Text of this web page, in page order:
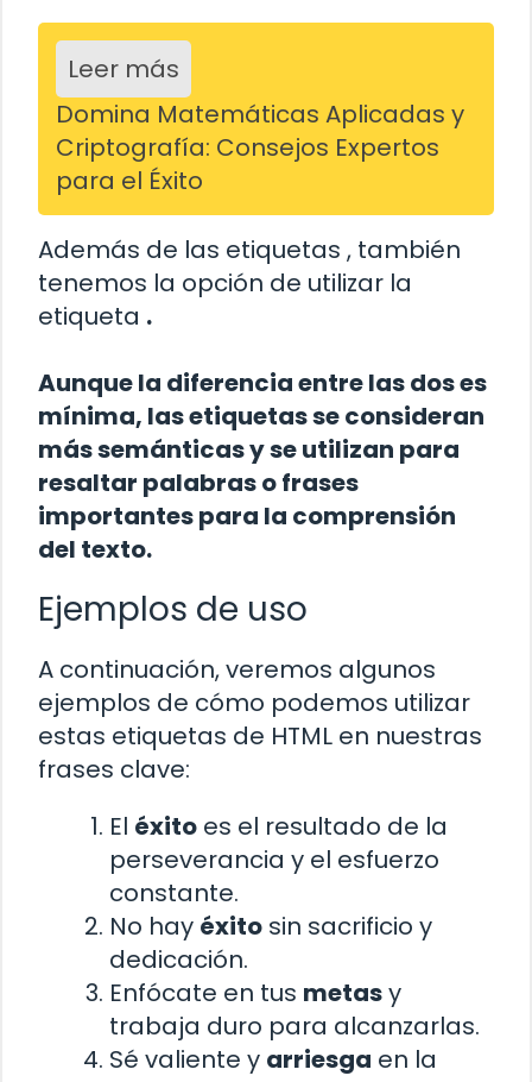
Leer más
Domina Matemáticas Aplicadas y
Criptografía: Consejos Expertos
para el Éxito
Además de las etiquetas , también
tenemos la opción de utilizar la
etiqueta .
Aunque la diferencia entre las dos es
mínima, las etiquetasse consideran
más semánticas y se utilizan para
resaltar palabras o frases
importantes para la comprensión
del texto.
Ejemplos de uso
A continuación, veremos algunos
ejemplos de cómo podemos utilizar
estas etiquetas de HTML en nuestras
frases clave:
El éxito es el resultado de la
perseverancia y el esfuerzo
constante.
No hay éxito sin sacrificio y
dedicación.
Enfócate en tus metasy
trabaja duro para alcanzarlas.
Sé valiente y arriesga en la